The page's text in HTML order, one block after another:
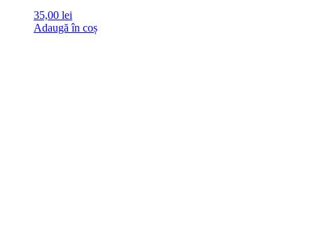
35,00 lei
Adaugă în coș